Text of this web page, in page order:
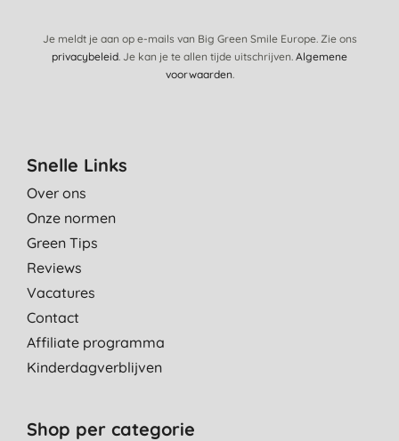
Je meldt je aan op e-mails van Big Green Smile Europe. Zie ons
privacybeleid. Je kan je te allen tijde uitschrijven. Algemene
voorwaarden.
Snelle Links
Over ons
Onze normen
Green Tips
Reviews
Vacatures
Contact
Affiliate programma
Kinderdagverblijven
Shop per categorie